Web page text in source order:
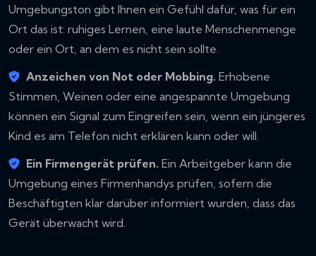
Umgebungston gibt Ihnen ein Gefühl dafür, was für ein
Ort das ist: ruhiges Lernen, eine laute Menschenmenge
oder ein Ort, an dem es nicht sein sollte.
Anzeichen von Not oder Mobbing. Erhobene
Stimmen, Weinen oder eine angespannte Umgebung
können ein Signal zum Eingreifen sein, wenn ein jüngeres
Kind es am Telefon nicht erklären kann oder will.
Ein Firmengerät prüfen. Ein Arbeitgeber kann die
Umgebung eines Firmenhandys prüfen, sofern die
Beschäftigten klar darüber informiert wurden, dass das
Gerät überwacht wird.